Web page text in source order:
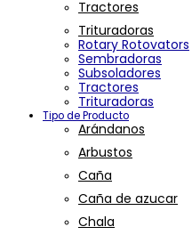
Tractores
Trituradoras
Rotary Rotovators
Sembradoras
Subsoladores
Tractores
Trituradoras
Tipo de Producto
Arándanos
Arbustos
Caña
Caña de azucar
Chala